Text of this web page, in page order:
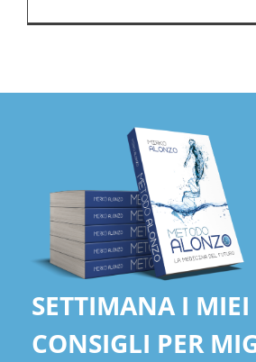
SETTIMANA I MIEI
CONSIGLI PER